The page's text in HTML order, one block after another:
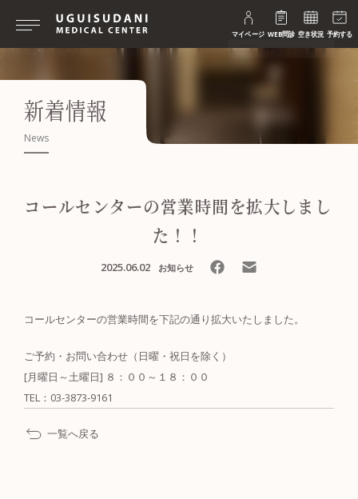
マイページ WEB問診 空き状況 予約する
新着情報
News
コールセンターの営業時間を拡大しまし
た！！
2025.06.02 お知らせ
コールセンターの営業時間を下記の通り拡大いたしました。
ご予約・お問い合わせ（日曜・祝日を除く）
[月曜日～土曜日] ８：００～１８：００
TEL：03-3873-9161
一覧へ戻る